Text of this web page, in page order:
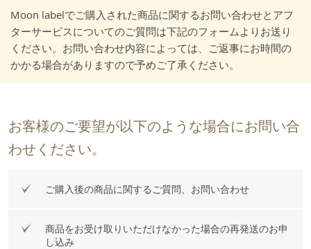
Moon labelでご購入された商品に関するお問い合わせとアフ
ターサービスについてのご質問は下記のフォームよりお送り
ください。お問い合わせ内容によっては、ご返事にお時間の
かかる場合がありますので予めご了承ください。
お客様のご要望が以下のような場合にお問い合
わせください。
ご購入後の商品に関するご質問、お問い合わせ
商品をお受け取りいただけなかった場合の再発送のお申
し込み